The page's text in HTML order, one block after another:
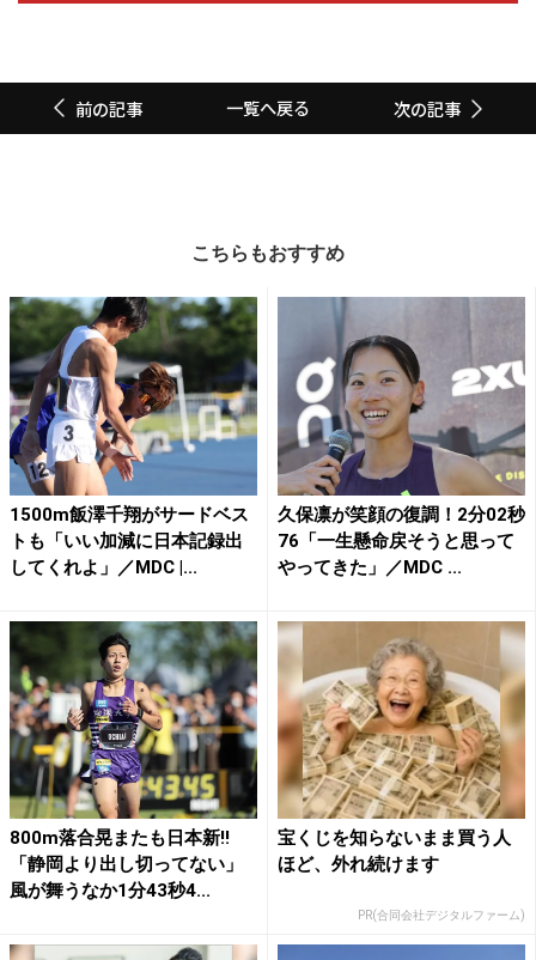
前の記事 一覧へ戻る 次の記事
こちらもおすすめ
1500m飯澤千翔がサードベス
トも「いい加減に日本記録出
してくれよ」／MDC |...
久保凛が笑顔の復調！2分02秒
76「一生懸命戻そうと思って
やってきた」／MDC ...
800m落合晃またも日本新!!
「静岡より出し切ってない」
風が舞うなか1分43秒4...
宝くじを知らないまま買う人
ほど、外れ続けます
PR(合同会社デジタルファーム)